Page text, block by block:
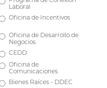
Laboral
Oficina de Incentivos
Oficina de Desarrollo de
Negocios
CEDD
Oficina de
Comunicaciones
Bienes Raíces - DDEC